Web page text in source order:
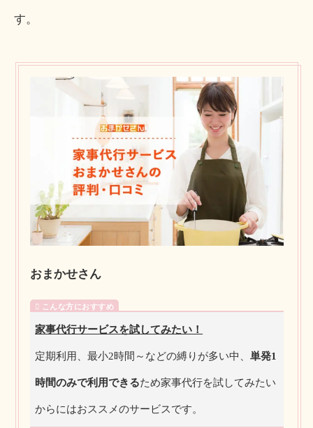
す。
おまかせさん
家事代行サービスを試してみたい！
定期利用、最小2時間～などの縛りが多い中、単発1
時間のみで利用できるため家事代行を試してみたい
からにはおススメのサービスです。